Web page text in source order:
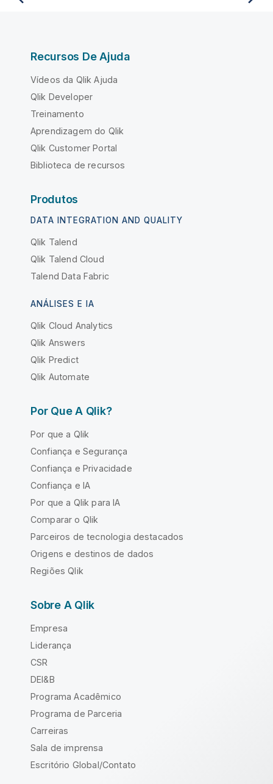
Recursos De Ajuda
Vídeos da Qlik Ajuda
Qlik Developer
Treinamento
Aprendizagem do Qlik
Qlik Customer Portal
Biblioteca de recursos
Produtos
DATA INTEGRATION AND QUALITY
Qlik Talend
Qlik Talend Cloud
Talend Data Fabric
ANÁLISES E IA
Qlik Cloud Analytics
Qlik Answers
Qlik Predict
Qlik Automate
Por Que A Qlik?
Por que a Qlik
Confiança e Segurança
Confiança e Privacidade
Confiança e IA
Por que a Qlik para IA
Comparar o Qlik
Parceiros de tecnologia destacados
Origens e destinos de dados
Regiões Qlik
Sobre A Qlik
Empresa
Liderança
CSR
DEI&B
Programa Acadêmico
Programa de Parceria
Carreiras
Sala de imprensa
Escritório Global/Contato